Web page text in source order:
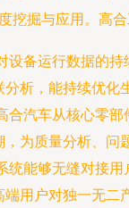
挖掘与应用。高
设备运行数据的
析，能持续优化
合汽车从核心零部
为质量分析、问
统能够无缝对接
用户对独一无二